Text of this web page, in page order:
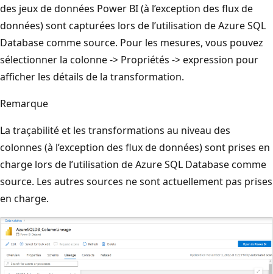
des jeux de données Power BI (à l’exception des flux de
données) sont capturées lors de l’utilisation de Azure SQL
Database comme source. Pour les mesures, vous pouvez
sélectionner la colonne -> Propriétés -> expression pour
afficher les détails de la transformation.
Remarque
La traçabilité et les transformations au niveau des
colonnes (à l’exception des flux de données) sont prises en
charge lors de l’utilisation de Azure SQL Database comme
source. Les autres sources ne sont actuellement pas prises
en charge.